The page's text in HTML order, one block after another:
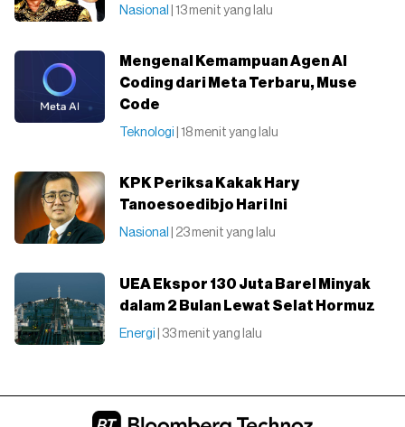
Nasional | 13 menit yang lalu
Mengenal Kemampuan Agen AI
Coding dari Meta Terbaru, Muse
Code
Teknologi | 18 menit yang lalu
KPK Periksa Kakak Hary
Tanoesoedibjo Hari Ini
Nasional | 23 menit yang lalu
UEA Ekspor 130 Juta Barel Minyak
dalam 2 Bulan Lewat Selat Hormuz
Energi | 33 menit yang lalu